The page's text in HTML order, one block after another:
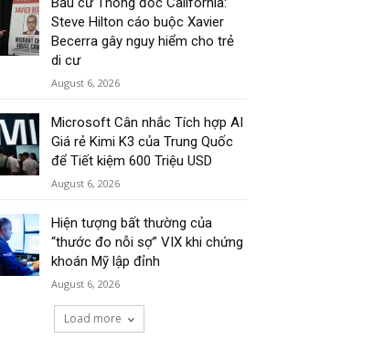
Steve Hilton cáo buộc Xavier
Becerra gây nguy hiểm cho trẻ
di cư
August 6, 2026
Microsoft Cân nhắc Tích hợp AI
Giá rẻ Kimi K3 của Trung Quốc
để Tiết kiệm 600 Triệu USD
August 6, 2026
Hiện tượng bất thường của
“thước đo nỗi sợ” VIX khi chứng
khoán Mỹ lập đỉnh
August 6, 2026
Load more